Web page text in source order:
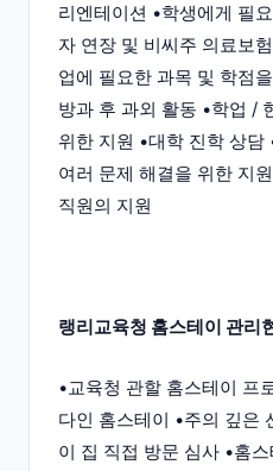
리엔테이션 •학생에게 필
자 연장 및 비씨주 의료보
업에 필요한 과목 및 학점
방과 후 과외 활동 •학업 /
위한 지원 •대학 진학 상담
여러 문제 해결을 위한 지
직원의 지원
랭리교육청 홈스테이 관리
•교육청 관할 홈스테이 프
다인 홈스테이 •주의 깊은
이 집 직접 방문 심사 •홈